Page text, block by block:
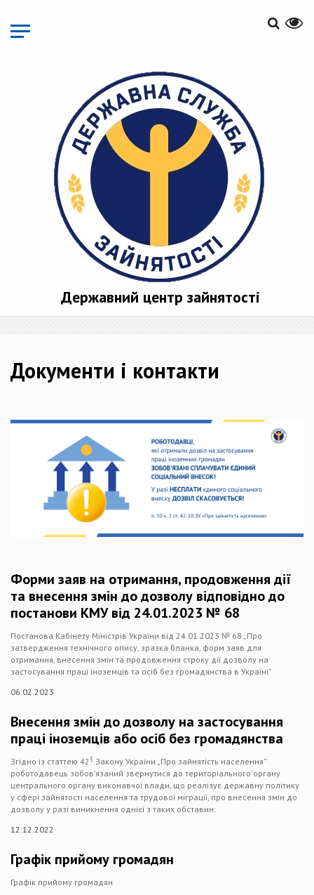
основного
матеріалу
Державний центр зайнятості
Документи і контакти
Форми заяв на отримання, продовження дії
та внесення змін до дозволу відповідно до
постанови КМУ від 24.01.2023 № 68
Постанова Кабінету Міністрів України від 24.01.2023 № 68 „Про
затвердження технічного опису, зразка бланка, форм заяв для
отримання, внесення змін та продовження строку дії дозволу на
застосування праці іноземців та осіб без громадянства в Україні”
06.02.2023
Внесення змін до дозволу на застосування
праці іноземців або осіб без громадянства
Згідно із статтею 42 5 Закону України „Про зайнятість населення”
роботодавець зобов’язаний звернутися до територіального органу
центрального органу виконавчої влади, що реалізує державну політику
у сфері зайнятості населення та трудової міграції, про внесення змін до
дозволу у разі виникнення однієї з таких обставин:
12.12.2022
Графік прийому громадян
Графік прийому громадян